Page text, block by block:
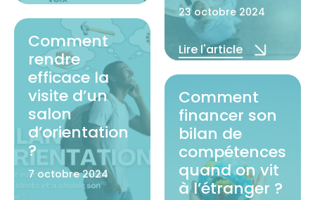
Comment
rendre
efficace la
visite d’un
salon
d’orientation
?
7 octobre 2024
23 octobre 2024
Lire l'article
Comment
financer son
bilan de
compétences
quand on vit
à l’étranger ?